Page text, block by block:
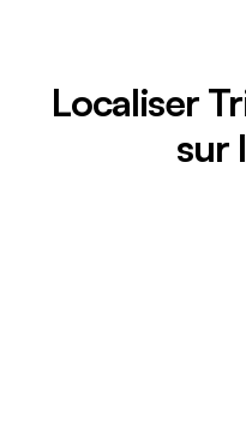
Localiser
sur